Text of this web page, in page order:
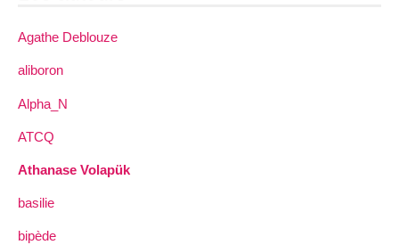
Agathe Deblouze
aliboron
Alpha_N
ATCQ
Athanase Volapük
basilie
bipède